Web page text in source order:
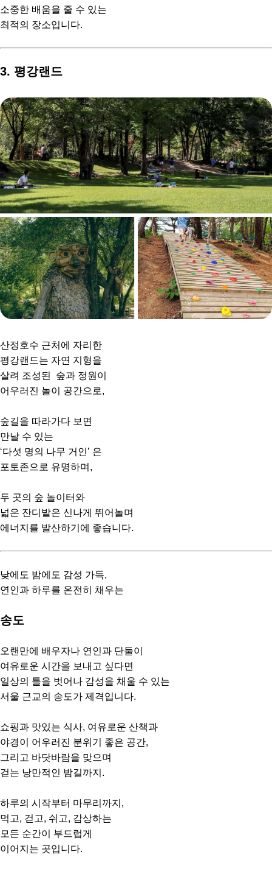
소중한 배움을 줄 수 있는
최적의 장소입니다.
3. 평강랜드
산정호수 근처에 자리한
평강랜드는 자연 지형을
살려 조성된 숲과 정원이
어우러진 놀이 공간으로,
숲길을 따라가다 보면
만날 수 있는
‘다섯 명의 나무 거인’ 은
포토존으로 유명하며,
두 곳의 숲 놀이터와
넓은 잔디밭은 신나게 뛰어놀며
에너지를 발산하기에 좋습니다.
낮에도 밤에도 감성 가득,
연인과 하루를 온전히 채우는
송도
오랜만에 배우자나 연인과 단둘이
여유로운 시간을 보내고 싶다면
일상의 틀을 벗어나 감성을 채울 수 있는
서울 근교의 송도가 제격입니다.
쇼핑과 맛있는 식사, 여유로운 산책과
야경이 어우러진 분위기 좋은 공간,
그리고 바닷바람을 맞으며
걷는 낭만적인 밤길까지.
하루의 시작부터 마무리까지,
먹고, 걷고, 쉬고, 감상하는
모든 순간이 부드럽게
이어지는 곳입니다.